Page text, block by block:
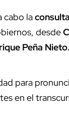
cabo la
desde
Peña Nieto.
para
en el